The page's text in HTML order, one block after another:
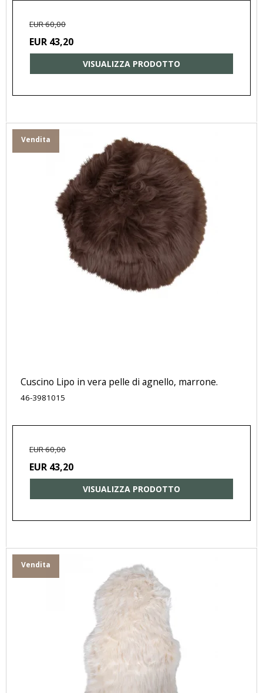
EUR 60,00
EUR 43,20
VISUALIZZA PRODOTTO
Vendita
Cuscino Lipo in vera pelle di agnello, marrone.
46-3981015
EUR 60,00
EUR 43,20
VISUALIZZA PRODOTTO
Vendita